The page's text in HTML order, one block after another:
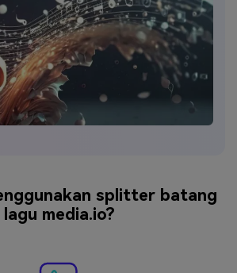
splitter batang
lagu media.io?